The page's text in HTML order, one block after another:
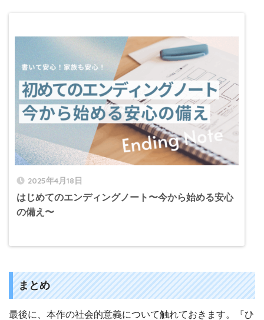
2025年4月18日
はじめてのエンディングノート〜今から始める安心
の備え〜
まとめ
最後に、本作の社会的意義について触れておきます。『ひ